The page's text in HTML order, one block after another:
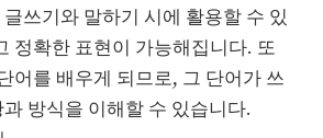
쓰기와 말하기 시에 활용할 수 있
정확한 표현이 가능해집니다. 또
어를 배우게 되므로, 그 단어가 쓰
방식을 이해할 수 있습니다.